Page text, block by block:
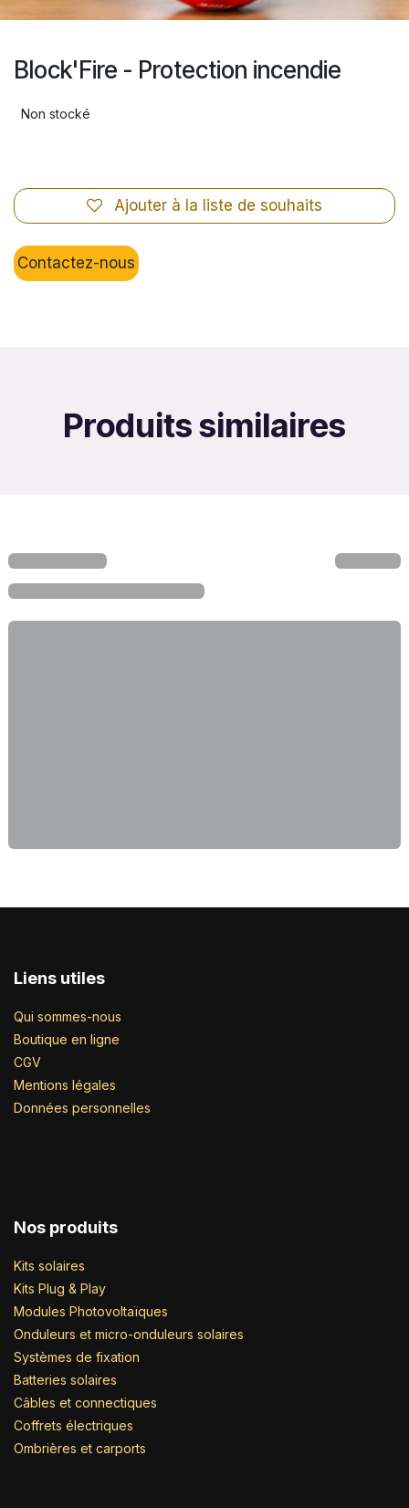
Block'Fire - Protection incendie
Non stocké
Ajouter à la liste de souhaits
Contactez-nous
Produits similaires
Liens utiles
Qui sommes-nous
Boutique en ligne
CGV
Mentions légales
Données personnelles
Nos produits
Kits solaires
Kits Plug & Play
Modules Photovoltaïques
Onduleurs et micro-onduleurs solaires
Systèmes de fixation
Batteries solaires
Câbles et connectiques
Coffrets électriques
Ombrières et carports